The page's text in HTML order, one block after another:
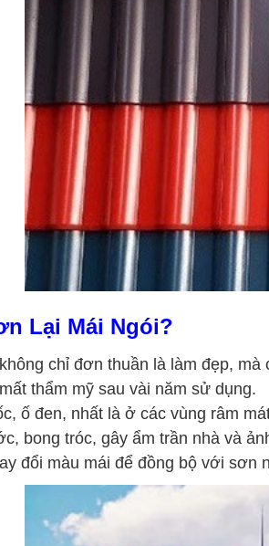
Lại Mái Ngói?
chỉ đơn thuần là làm đẹp,
thẩm mỹ sau vài năm sử dụng.
ố đen, nhất là ở các vùng râm
bong tróc, gây ẩm trần nhà và
đổi màu mái để đồng bộ với sơn